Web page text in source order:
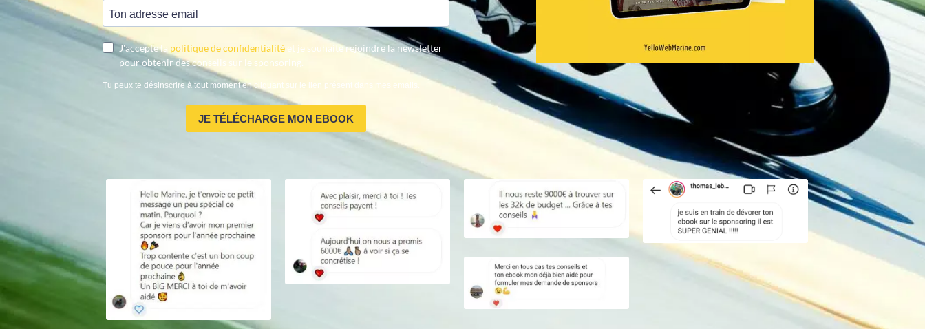
J'accepte la politique de confidentialitéet je souhaite rejoindre la newsletter
pour obtenir des conseils sur le sponsoring.
Tu peux te désinscrire à tout moment en cliquant sur le lien présent dans mes emails.
JE TÉLÉCHARGE MON EBOOK